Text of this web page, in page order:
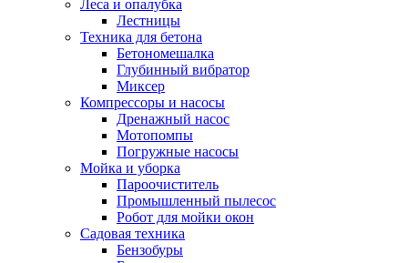
Леса и опалубка
Лестницы
Техника для бетона
Бетономешалка
Глубинный вибратор
Миксер
Компрессоры и насосы
Дренажный насос
Мотопомпы
Погружные насосы
Мойка и уборка
Пароочиститель
Промышленный пылесос
Робот для мойки окон
Садовая техника
Бензобуры